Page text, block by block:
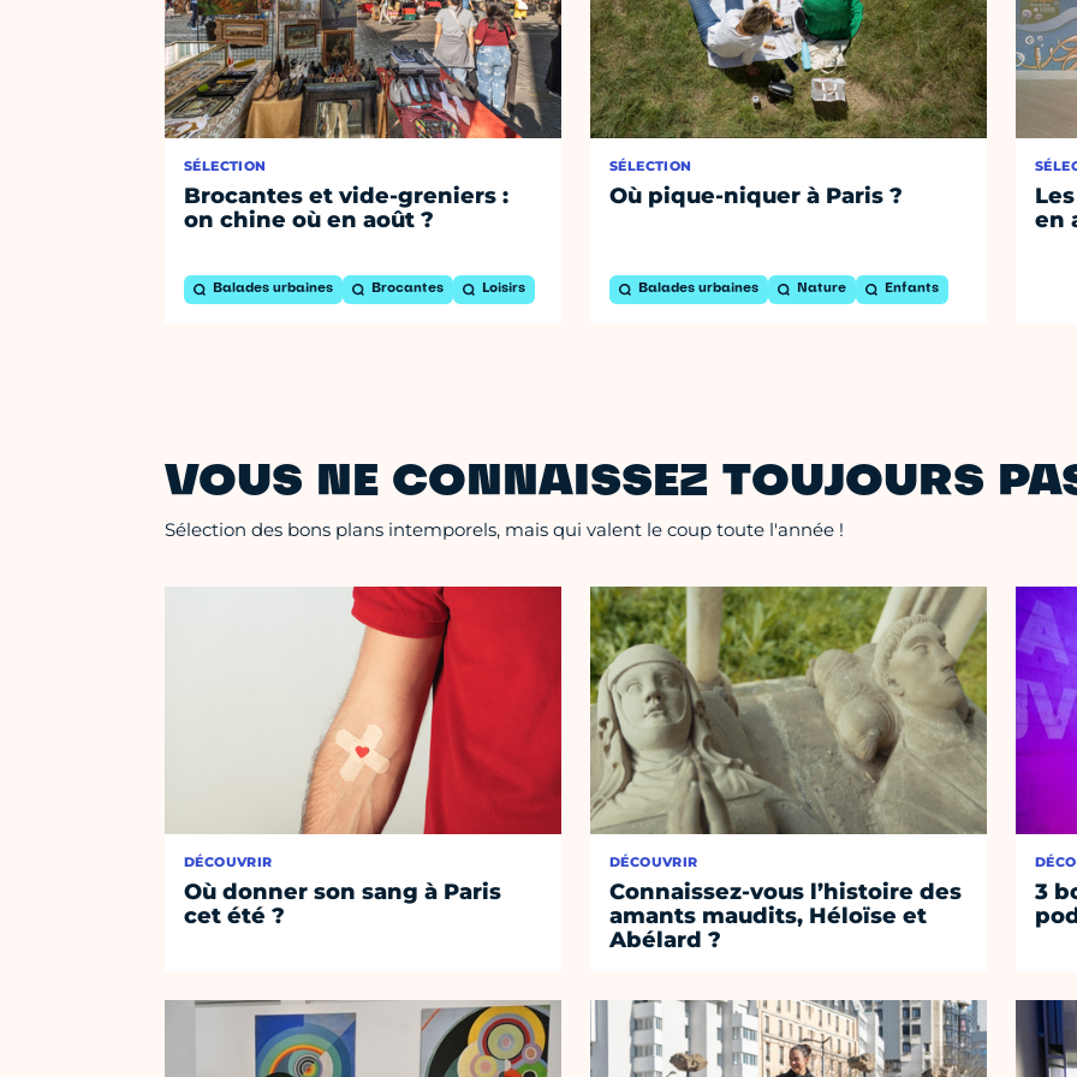
SÉLECTION
Brocantes et vide-greniers :
on chine où en août ?
Balades urbaines Brocantes Loisirs
SÉLECTION
Où pique-niquer à Paris ?
Balades urbaines Nature Enfants
en
VOUS NE CONNAISSEZ TOUJOURS
Sélection des bons plans intemporels, mais qui valent le coup toute l'année !
DÉCOUVRIR
Où donner son sang à Paris
cet été ?
DÉCOUVRIR
Connaissez-vous l’histoire des
amants maudits, Héloïse et
Abélard ?
3